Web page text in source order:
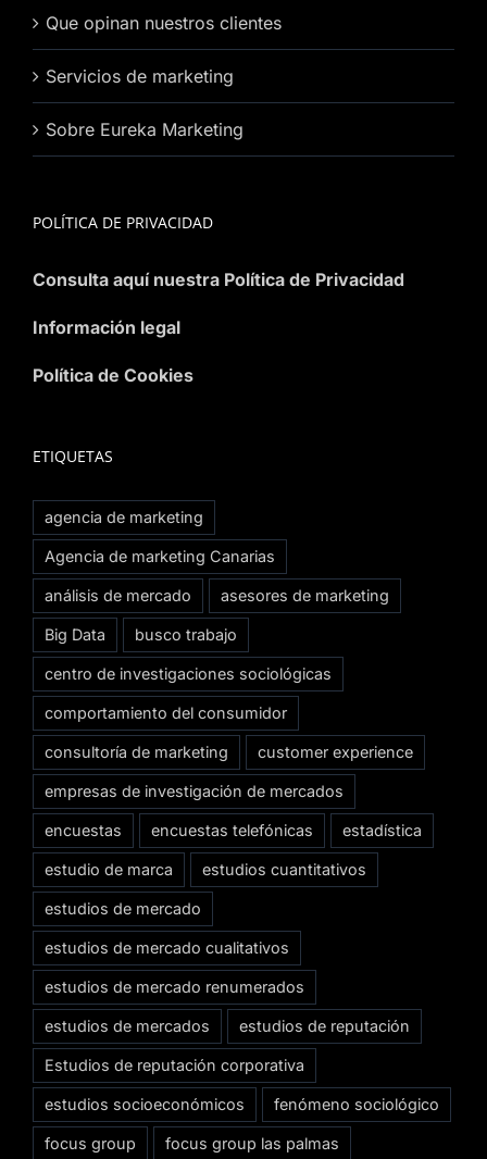
Que opinan nuestros clientes
Servicios de marketing
Sobre Eureka Marketing
POLÍTICA DE PRIVACIDAD
Consulta aquí nuestra Política de Privacidad
Información legal
Política de Cookies
ETIQUETAS
agencia de marketing
Agencia de marketing Canarias
análisis de mercado asesores de marketing
Big Data busco trabajo
centro de investigaciones sociológicas
comportamiento del consumidor
consultoría de marketing customer experience
empresas de investigación de mercados
encuestas encuestas telefónicas estadística
estudio de marca estudios cuantitativos
estudios de mercado
estudios de mercado cualitativos
estudios de mercado renumerados
estudios de mercados estudios de reputación
Estudios de reputación corporativa
estudios socioeconómicos fenómeno sociológico
focus group focus group las palmas